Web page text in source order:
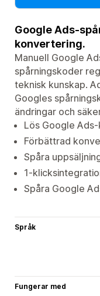
Google Ads-
konvertering.
Manuell Google
spårningskoder
teknisk kunskap.
Googles
ändringar och
Lös Google
Förbättrad
Spåra
1-
Spåra Google
Språk
Fungerar med